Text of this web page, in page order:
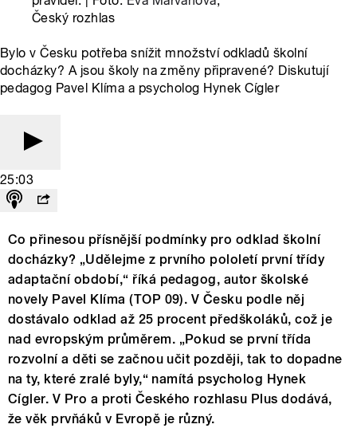
Český rozhlas
Bylo v Česku potřeba snížit množství odkladů školní
docházky? A jsou školy na změny připravené? Diskutují
pedagog Pavel Klíma a psycholog Hynek Cígler
25:03
Co přinesou přísnější podmínky pro odklad školní
docházky? „Udělejme z prvního pololetí první třídy
adaptační období,“ říká pedagog, autor školské
novely Pavel Klíma (TOP 09). V Česku podle něj
dostávalo odklad až 25 procent předškoláků, což je
nad evropským průměrem. „Pokud se první třída
rozvolní a děti se začnou učit později, tak to dopadne
na ty, které zralé byly,“ namítá psycholog Hynek
Cígler. V Pro a proti Českého rozhlasu Plus dodává,
že věk prvňáků v Evropě je různý.